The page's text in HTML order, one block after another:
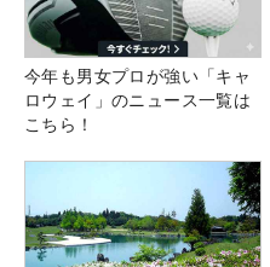
今年も男女プロが強い「キャ
ロウェイ」のニュース一覧は
こちら！